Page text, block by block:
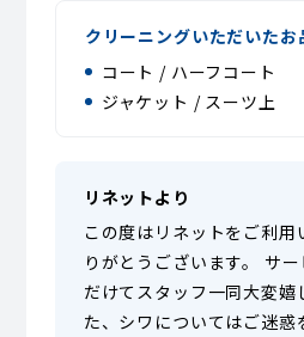
クリーニングいただいたお
コート / ハーフコート
ジャケット / スーツ上
リネットより
この度はリネットをご利用
りがとうございます。 サ
だけてスタッフ一同大変嬉
た、シワについてはご迷惑